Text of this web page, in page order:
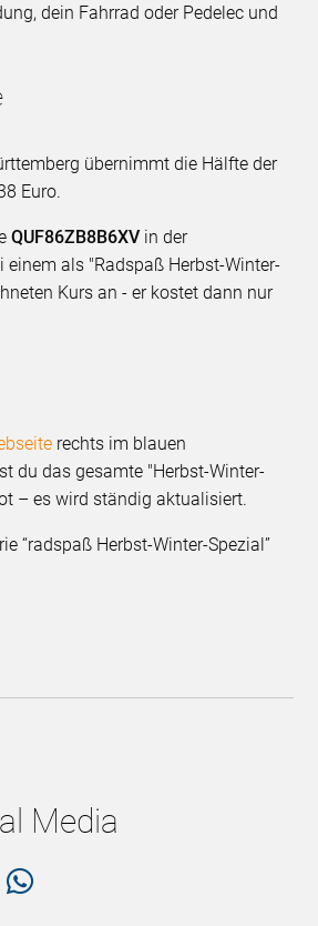
dein Fahrrad oder Pedelec und
übernimmt die Hälfte der
Euro.
QUF86ZB8B6XV in der
einem als "Radspaß Herbst-Winter-
Kurs an - er kostet dann nur
rechts im blauen
du das gesamte "Herbst-Winter-
– es wird ständig aktualisiert.
“radspaß Herbst-Winter-Spezial”
Media